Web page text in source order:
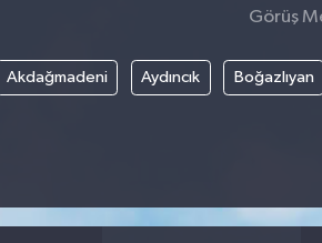
Görüş
Akdağmadeni Aydıncık Boğazlıyan